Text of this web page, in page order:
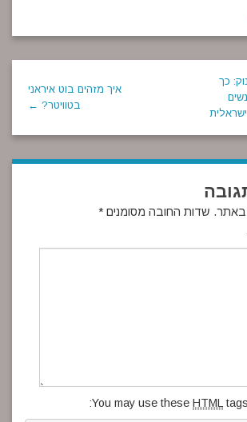
כך
איך מזהים בוט איראני
בטוויטר? ←
באתר. שדות החובה מסומנים *
You may use these HTML